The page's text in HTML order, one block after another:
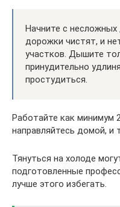
Начните с несложных
дорожки чистят, и
участков. Дышите
принудительно
простудиться.
Работайте как минимум
направляйтесь домой,
Тянуться на холоде
подготовленные
лучше этого избегать.